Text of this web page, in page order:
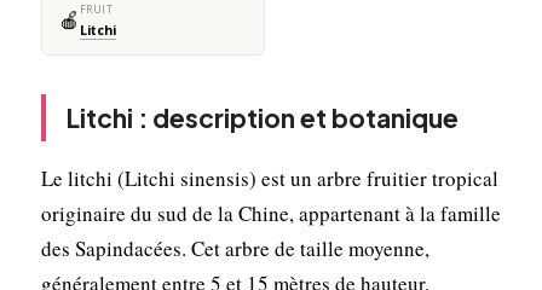
🍎 FRUIT
Litchi
Litchi : description et botanique
Le litchi (Litchi sinensis) est un arbre fruitier tropical
originaire du sud de la Chine, appartenant à la famille
des Sapindacées. Cet arbre de taille moyenne,
généralement entre 5 et 15 mètres de hauteur,